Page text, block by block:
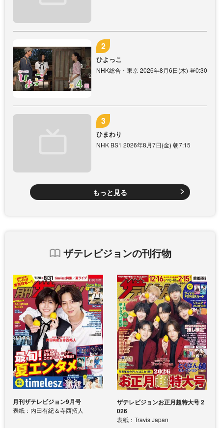
ひよっこ
NHK総合・東京 2026年8月6日(木) 昼0:30
ひまわり
NHK BS1 2026年8月7日(金) 朝7:15
もっと見る
ザテレビジョンの刊行物
月刊ザテレビジョン9月号
表紙：内田有紀＆寺西拓人
ザテレビジョンお正月超特大号 2
026
表紙：Travis Japan